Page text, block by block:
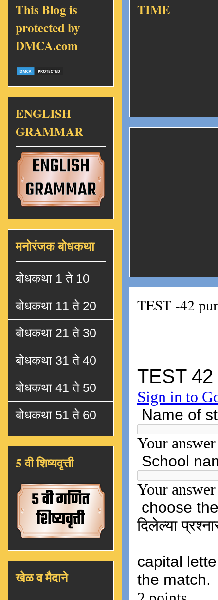
TIME
TEST -42
This Blog is
protected by
DMCA.com
ENGLISH
GRAMMAR
मनोरंजक बोधकथा
बोधकथा 1 ते 10
बोधकथा 11 ते 20
बोधकथा 21 ते 30
बोधकथा 31 ते 40
बोधकथा 41 ते 50
बोधकथा 51 ते 60
5 वी शिष्यवृत्ती
खेळ व मैदाने